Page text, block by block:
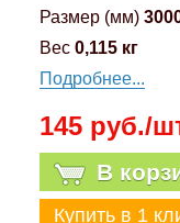
Размер (мм)
Вес 0,115 кг
Подробнее...
145 руб./
В